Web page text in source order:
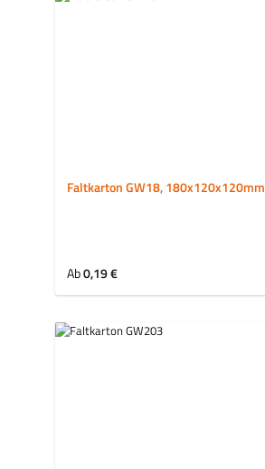
Faltkarton GW18, 180x120x120mm
Regulärer Preis:
Ab0,19 €